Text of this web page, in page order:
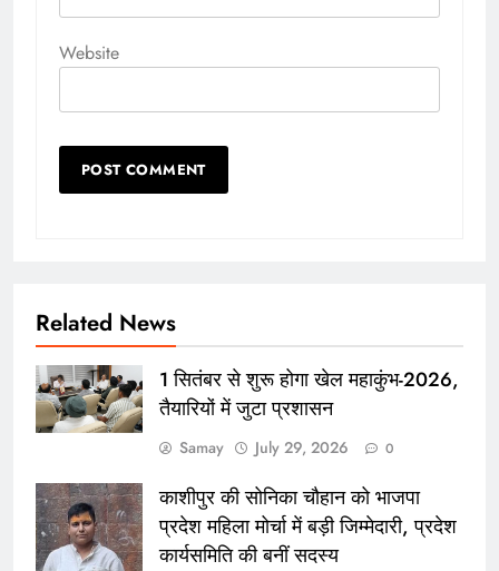
Website
Related News
1 सितंबर से शुरू होगा खेल महाकुंभ-2026,
तैयारियों में जुटा प्रशासन
Samay July 29, 2026 0
काशीपुर की सोनिका चौहान को भाजपा
प्रदेश महिला मोर्चा में बड़ी जिम्मेदारी, प्रदेश
कार्यसमिति की बनीं सदस्य